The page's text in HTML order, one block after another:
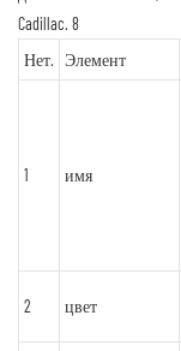
Нет. Элемент
1 имя
2 цвет